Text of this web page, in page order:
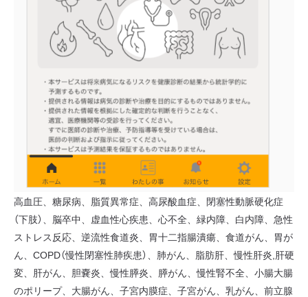
高血圧、糖尿病、脂質異常症、高尿酸血症、閉塞性動脈硬化症
（下肢）、脳卒中、虚血性心疾患、心不全、緑内障、白内障、急性
ストレス反応、逆流性食道炎、胃十二指腸潰瘍、食道がん、胃が
ん、COPD（慢性閉塞性肺疾患）、肺がん、脂肪肝、慢性肝炎,肝硬
変、肝がん、胆嚢炎、慢性膵炎、膵がん、慢性腎不全、小腸大腸
のポリープ、大腸がん、子宮内膜症、子宮がん、乳がん、前立腺